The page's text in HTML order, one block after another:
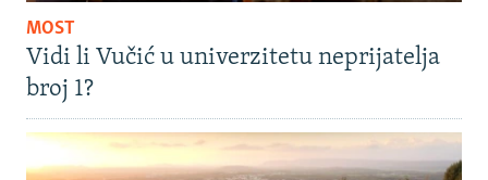
MOST
Vidi li Vučić u univerzitetu neprijatelja
broj 1?